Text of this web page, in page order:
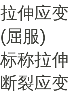
拉伸应变
(屈服)
标称拉伸
断裂应变